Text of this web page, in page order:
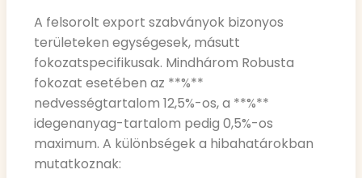
A felsorolt export szabványok bizonyos
területeken egységesek, másutt
fokozatspecifikusak. Mindhárom Robusta
fokozat esetében az **%**
nedvességtartalom 12,5%-os, a **%**
idegenanyag-tartalom pedig 0,5%-os
maximum. A különbségek a hibahatárokban
mutatkoznak: